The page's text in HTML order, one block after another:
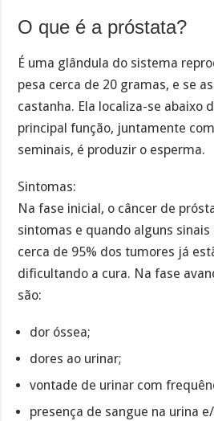
O que é a próstata?
É uma glândula do sistema
pesa cerca de 20 gramas, e se
castanha. Ela localiza-se abaixo
principal função, juntamente
seminais, é produzir o esperma.
Sintomas:
Na fase inicial, o câncer de
sintomas e quando alguns
cerca de 95% dos tumores já
dificultando a cura. Na fase
são:
dor óssea;
dores ao urinar;
vontade de urinar com
presença de sangue na urina